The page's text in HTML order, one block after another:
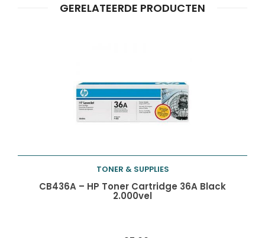
GERELATEERDE PRODUCTEN
Toevoegen aan
TONER & SUPPLIES
CB436A – HP Toner Cartridge 36A Black
2.000vel